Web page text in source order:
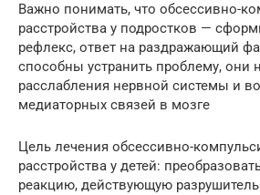
Важно понимать, что обсессивно-
расстройства у подростков —
рефлекс, ответ на раздражающий
способны устранить проблему, они
расслабления нервной системы и
медиаторных связей в мозге
Цель лечения обсессивно-
расстройства у детей:
реакцию, действующую